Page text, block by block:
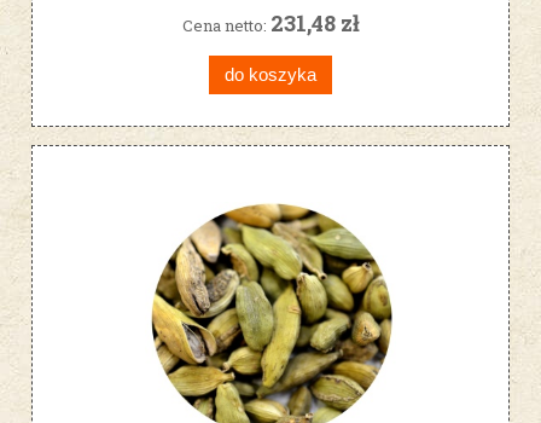
Cena netto: 231,48 zł
do koszyka